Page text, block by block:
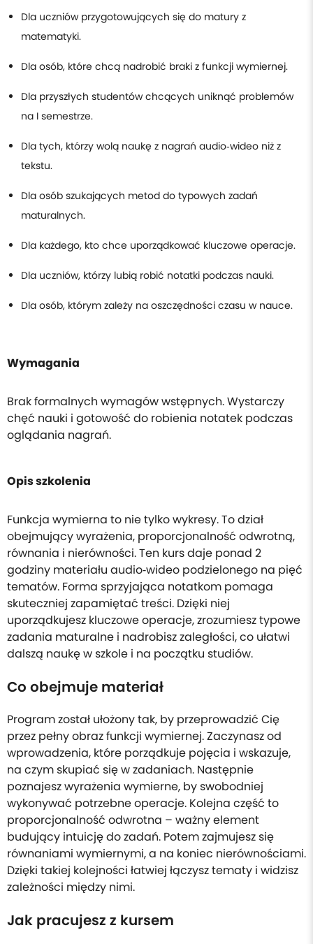
Dla uczniów przygotowujących się do matury z
matematyki.
Dla osób, które chcą nadrobić braki z funkcji wymiernej.
Dla przyszłych studentów chcących uniknąć problemów
na I semestrze.
Dla tych, którzy wolą naukę z nagrań audio‑wideo niż z
tekstu.
Dla osób szukających metod do typowych zadań
maturalnych.
Dla każdego, kto chce uporządkować kluczowe operacje.
Dla uczniów, którzy lubią robić notatki podczas nauki.
Dla osób, którym zależy na oszczędności czasu w nauce.
Wymagania
Brak formalnych wymagów wstępnych. Wystarczy
chęć nauki i gotowość do robienia notatek podczas
oglądania nagrań.
Opis szkolenia
Funkcja wymierna to nie tylko wykresy. To dział
obejmujący wyrażenia, proporcjonalność odwrotną,
równania i nierówności. Ten kurs daje ponad 2
godziny materiału audio‑wideo podzielonego na pięć
tematów. Forma sprzyjająca notatkom pomaga
skuteczniej zapamiętać treści. Dzięki niej
uporządkujesz kluczowe operacje, zrozumiesz typowe
zadania maturalne i nadrobisz zaległości, co ułatwi
dalszą naukę w szkole i na początku studiów.
Co obejmuje materiał
Program został ułożony tak, by przeprowadzić Cię
przez pełny obraz funkcji wymiernej. Zaczynasz od
wprowadzenia, które porządkuje pojęcia i wskazuje,
na czym skupiać się w zadaniach. Następnie
poznajesz wyrażenia wymierne, by swobodniej
wykonywać potrzebne operacje. Kolejna część to
proporcjonalność odwrotna – ważny element
budujący intuicję do zadań. Potem zajmujesz się
równaniami wymiernymi, a na koniec nierównościami.
Dzięki takiej kolejności łatwiej łączysz tematy i widzisz
zależności między nimi.
Jak pracujesz z kursem